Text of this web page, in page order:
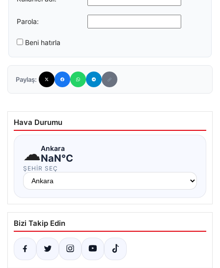
Parola:
Beni hatırla
Paylaş:
Hava Durumu
☁Ankara
NaN°C
ŞEHIR SEÇ
Bizi Takip Edin